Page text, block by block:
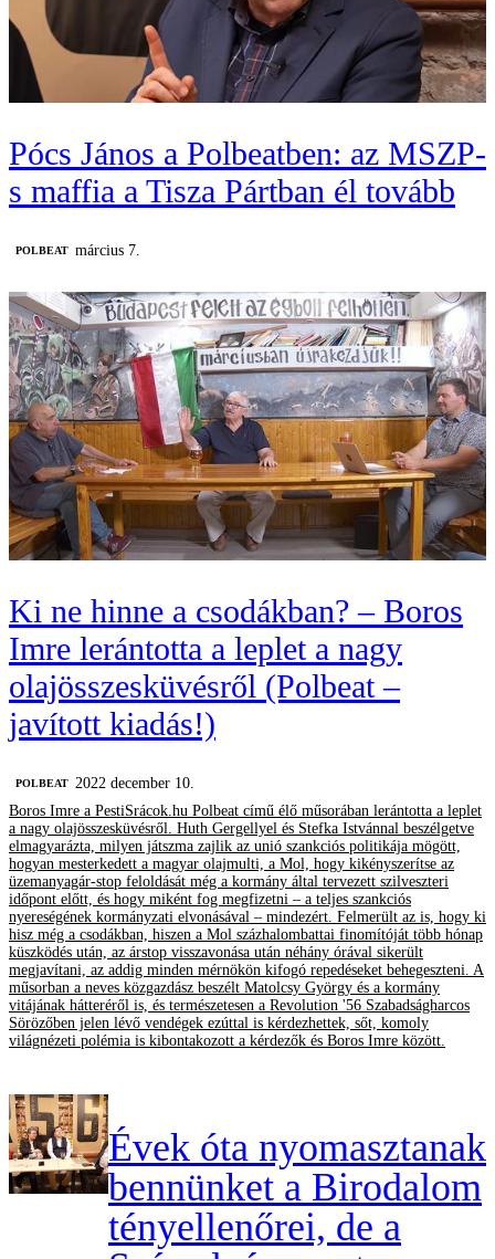
Pócs János a Polbeatben: az MSZP-
s maffia a Tisza Pártban él tovább
‎POLBEAT március 7.
Ki ne hinne a csodákban? – Boros
Imre lerántotta a leplet a nagy
olajösszesküvésről (Polbeat –
javított kiadás!)
‎POLBEAT 2022 december 10.
Boros Imre a PestiSrácok.hu Polbeat című élő műsorában lerántotta a leplet
a nagy olajösszesküvésről. Huth Gergellyel és Stefka Istvánnal beszélgetve
elmagyarázta, milyen játszma zajlik az unió szankciós politikája mögött,
hogyan mesterkedett a magyar olajmulti, a Mol, hogy kikényszerítse az
üzemanyagár-stop feloldását még a kormány által tervezett szilveszteri
időpont előtt, és hogy miként fog megfizetni – a teljes szankciós
nyereségének kormányzati elvonásával – mindezért. Felmerült az is, hogy ki
hisz még a csodákban, hiszen a Mol százhalombattai finomítóját több hónap
küszködés után, az árstop visszavonása után néhány órával sikerült
megjavítani, az addig minden mérnökön kifogó repedéseket behegeszteni. A
műsorban a neves közgazdász beszélt Matolcsy György és a kormány
vitájának hátteréről is, és természetesen a Revolution '56 Szabadságharcos
Sörözőben jelen lévő vendégek ezúttal is kérdezhettek, sőt, komoly
világnézeti polémia is kibontakozott a kérdezők és Boros Imre között.
Évek óta nyomasztanak
bennünket a Birodalom
tényellenőrei, de a